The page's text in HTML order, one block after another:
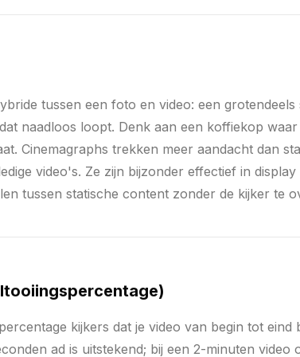
tussen een foto en video: een grotendeels
naadloos loopt. Denk aan een koffiekop
Cinemagraphs trekken meer aandacht dan
video's. Ze zijn bijzonder effectief in
tussen statische content zonder de kijker te
kijkers dat je video van begin tot eind
ad is uitstekend; bij een 2-minuten video